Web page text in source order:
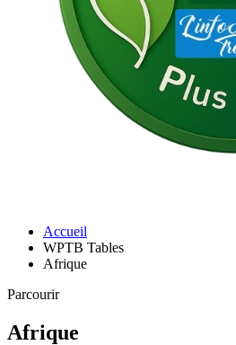
Accueil
WPTB Tables
Afrique
Parcourir
Afrique